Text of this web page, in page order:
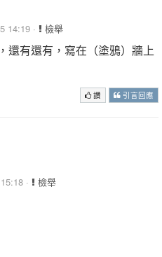
14:19 · 檢舉
還有還有，寫在（塗鴉）牆上
讚 引言回應
· 檢舉